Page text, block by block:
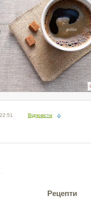
Відповісти
Рецепти